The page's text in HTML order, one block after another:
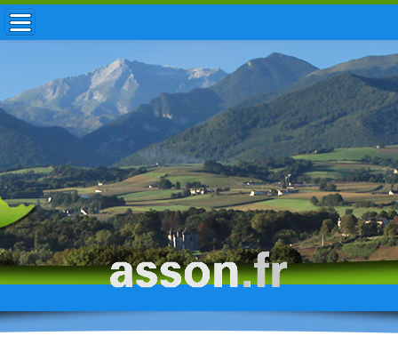
ACCUEIL / INFOS
MUNICIPALITÉ
VIE LOCALE
ENFANCE
TOURISME
HISTOIRE